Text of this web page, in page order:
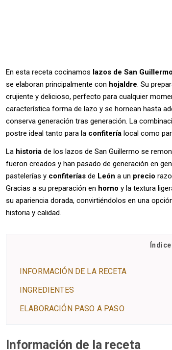
En esta receta cocinamos lazos de San Guillermo
se elaboran principalmente con hojaldre . Su
crujiente y delicioso, perfecto para cualquier
característica forma de lazo y se hornean hasta
conserva generación tras generación. La
postre ideal tanto para la confitería local como
La historia de los lazos de San Guillermo se
fueron creados y han pasado de generación en
pastelerías y confiterías de León a un precio
Gracias a su preparación en horno y la textura
su apariencia dorada, convirtiéndolos en una
historia y calidad.
INFORMACIÓN DE LA RECETA
INGREDIENTES
ELABORACIÓN PASO A PASO
Información de la receta